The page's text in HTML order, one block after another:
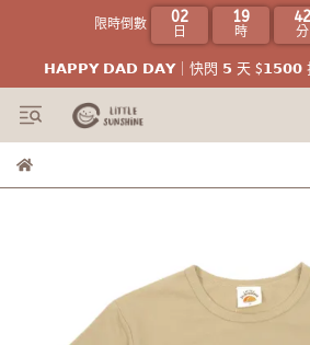
限時倒數 02
日
19
時
42
分
𝗛𝗔𝗣𝗣𝗬 𝗗𝗔𝗗 𝗗𝗔𝗬｜快閃 𝟱 天 $𝟭𝟱𝟬𝟬